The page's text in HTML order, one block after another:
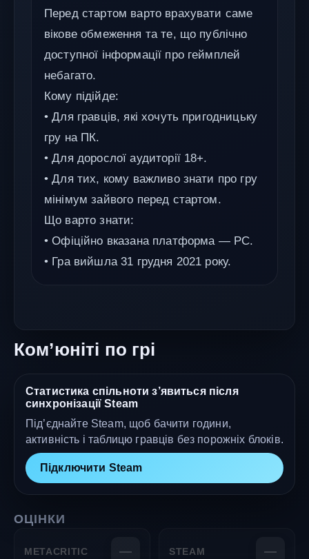
Перед стартом варто врахувати саме
вікове обмеження та те, що публічно
доступної інформації про геймплей
небагато.
Кому підійде:
• Для гравців, які хочуть пригодницьку
гру на ПК.
• Для дорослої аудиторії 18+.
• Для тих, кому важливо знати про гру
мінімум зайвого перед стартом.
Що варто знати:
• Офіційно вказана платформа — PC.
• Гра вийшла 31 грудня 2021 року.
Ком’юніті по грі
Статистика спільноти з’явиться після
синхронізації Steam
Під’єднайте Steam, щоб бачити години,
активність і таблицю гравців без порожніх блоків.
Підключити Steam
ОЦІНКИ
METACRITIC — STEAM —